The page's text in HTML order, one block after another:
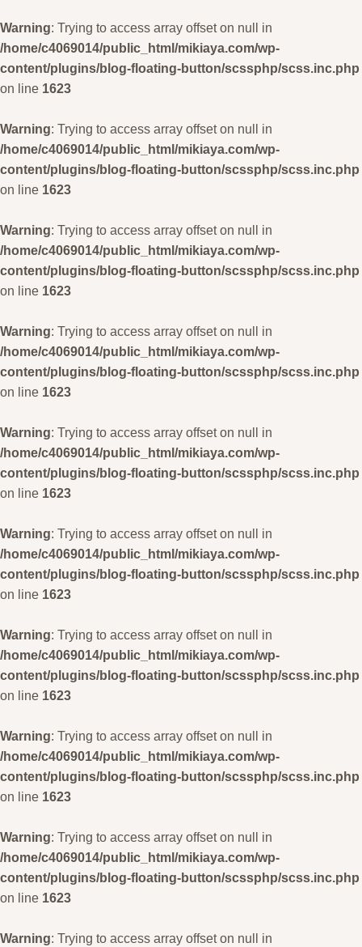
Warning: Trying to access array offset on null in
/home/c4069014/public_html/mikiaya.com/wp-
content/plugins/blog-floating-button/scssphp/scss.inc.php
on line 1623
Warning: Trying to access array offset on null in
/home/c4069014/public_html/mikiaya.com/wp-
content/plugins/blog-floating-button/scssphp/scss.inc.php
on line 1623
Warning: Trying to access array offset on null in
/home/c4069014/public_html/mikiaya.com/wp-
content/plugins/blog-floating-button/scssphp/scss.inc.php
on line 1623
Warning: Trying to access array offset on null in
/home/c4069014/public_html/mikiaya.com/wp-
content/plugins/blog-floating-button/scssphp/scss.inc.php
on line 1623
Warning: Trying to access array offset on null in
/home/c4069014/public_html/mikiaya.com/wp-
content/plugins/blog-floating-button/scssphp/scss.inc.php
on line 1623
Warning: Trying to access array offset on null in
/home/c4069014/public_html/mikiaya.com/wp-
content/plugins/blog-floating-button/scssphp/scss.inc.php
on line 1623
Warning: Trying to access array offset on null in
/home/c4069014/public_html/mikiaya.com/wp-
content/plugins/blog-floating-button/scssphp/scss.inc.php
on line 1623
Warning: Trying to access array offset on null in
/home/c4069014/public_html/mikiaya.com/wp-
content/plugins/blog-floating-button/scssphp/scss.inc.php
on line 1623
Warning: Trying to access array offset on null in
/home/c4069014/public_html/mikiaya.com/wp-
content/plugins/blog-floating-button/scssphp/scss.inc.php
on line 1623
Warning: Trying to access array offset on null in